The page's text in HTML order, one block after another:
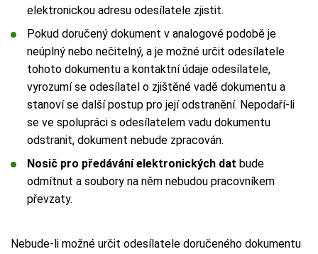
elektronickou adresu odesílatele zjistit.
Pokud doručený dokument v analogové podobě je
neúplný nebo nečitelný, a je možné určit odesílatele
tohoto dokumentu a kontaktní údaje odesílatele,
vyrozumí se odesílatel o zjištěné vadě dokumentu a
stanoví se další postup pro její odstranění. Nepodaří-li
se ve spolupráci s odesílatelem vadu dokumentu
odstranit, dokument nebude zpracován.
Nosič pro předávání elektronických dat bude
odmítnut a soubory na něm nebudou pracovníkem
převzaty.
Nebude-li možné určit odesílatele doručeného dokumentu